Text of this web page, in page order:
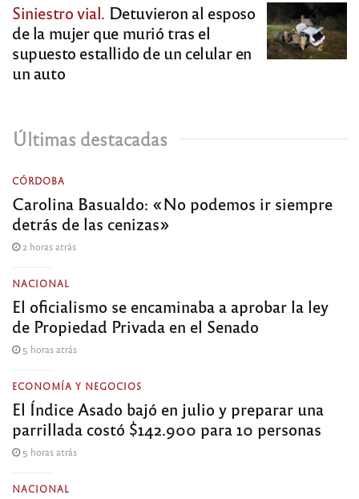
Siniestro vial. Detuvieron al esposo
de la mujer que murió tras el
supuesto estallido de un celular en
un auto
Últimas destacadas
CÓRDOBA
Carolina Basualdo: «No podemos ir siempre
detrás de las cenizas»
2 horas atrás
NACIONAL
El oficialismo se encaminaba a aprobar la ley
de Propiedad Privada en el Senado
5 horas atrás
ECONOMÍA Y NEGOCIOS
El Índice Asado bajó en julio y preparar una
parrillada costó $142.900 para 10 personas
5 horas atrás
NACIONAL